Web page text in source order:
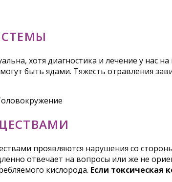
хотя диагностика и лечение у нас
быть ядами. Тяжесть отравления
проявляются нарушения со
отвечает на вопросы или же не
кислорода. Если токсическая